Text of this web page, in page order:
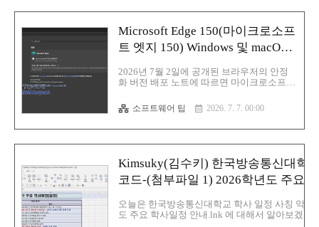
습니다.주의력 결핍 과잉 행동 장애 (ADHD)
를 가진 사람들이 미국, 영국,유럽 및 캐나다
에서 7월 14일에 공개 판매를 위해 예정된 산
만 함을 줄일 수 있도록 새로 출시된 Busy
Bar 장치도 있습니다.Flipper Devices는
Flipper Zero 휴대용 펜 테스트 장치의 공식
펌웨어는 여전히 유지되지만 풀 타임 기능
개발은 ..
Microsoft Edge 150(마이크로소프
트 엣지 150) Windows 및 macOS
2026년 7월 2일에 공개된 브라우저의 안정
화 버전 배포 노트에 따르면 마이크로소프트
Google 계정을 통한 로그인 기능을 추가이제
부터는 사용자는 Microsoft 계정과 함께
용자에게 점진적으로 적용되고 있으며 시스
템 관리자는 새로운
NonMicrosoftAccountSignInEnabled 정책을
사용하여 기능의 사용 여부를 관리할 수 있
습니다.이번 변경 사항은 2020년 마이크로소
프트가 구글 서비스를 엣지에 기본적으로 통
합할 계획이 없다고 밝혔던 입장과는 정반대
의 행보이며 해당 기능 추가는 지난 6월 마이
소프트웨어 팁 2026. 7. 7. 00:00
Kimsuky(김수키) 한국방송통신대학
코드-(첨부파일 1) 2026학년도 주요
오늘은 한국방송통신대학교 학사 일정 사칭 악성
도 주요 학사일정 안내.lnk 에 대해서 알아보겠습